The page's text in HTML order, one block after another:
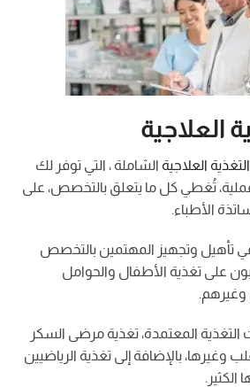
العلاجية
العلاجية الشاملة ، التي توفر لك
تُغطي كل ما يتعلق بالتخصص، على
الأطباء.
تأهيل وتجهيز المهتمين بالتخصص
على تغذية الأطفال والحوامل
وغيرهم.
المعتمدة، تغذية مرضى السكر
وغيرها، بالإضافة إلى تغذية الرياضيين
الكثير.